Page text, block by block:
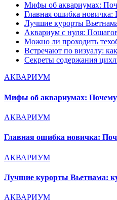
Мифы об аквариумах:
Главная ошибка новичка:
Лучшие курорты
Аквариум с нуля:
Можно ли проходить
Встречают по визуалу:
Секреты содержания
АКВАРИУМ
Мифы об аквариумах: Почему
АКВАРИУМ
Главная ошибка новичка:
АКВАРИУМ
Лучшие курорты Вьетнама:
АКВАРИУМ